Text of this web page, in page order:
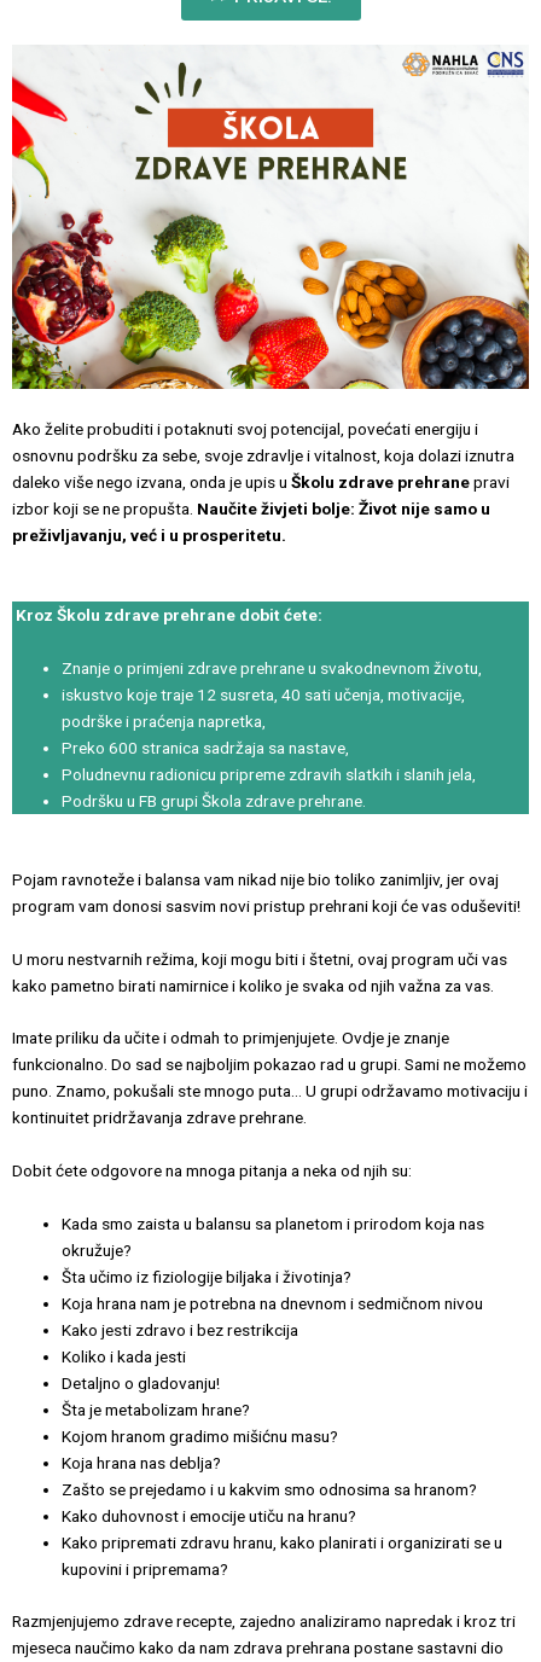
Ako želite probuditi i potaknuti svoj potencijal, povećati energiju i
osnovnu podršku za sebe, svoje zdravlje i vitalnost, koja dolazi iznutra
daleko više nego izvana, onda je upis u Školu zdrave prehranepravi
izbor koji se ne propušta. Naučite živjeti bolje: Život nije samo u
preživljavanju, već i u prosperitetu.
Kroz Školu zdrave prehrane dobit ćete:
Znanje o primjeni zdrave prehrane u svakodnevnom životu,
iskustvo koje traje 12 susreta, 40 sati učenja, motivacije,
podrške i praćenja napretka,
Preko 600 stranica sadržaja sa nastave,
Poludnevnu radionicu pripreme zdravih slatkih i slanih jela,
Podršku u FB grupi Škola zdrave prehrane.
Pojam ravnoteže i balansa vam nikad nije bio toliko zanimljiv, jer ovaj
program vam donosi sasvim novi pristup prehrani koji će vas oduševiti!
U moru nestvarnih režima, koji mogu biti i štetni, ovaj program uči vas
kako pametno birati namirnice i koliko je svaka od njih važna za vas.
Imate priliku da učite i odmah to primjenjujete. Ovdje je znanje
funkcionalno. Do sad se najboljim pokazao rad u grupi. Sami ne možemo
puno. Znamo, pokušali ste mnogo puta… U grupi održavamo motivaciju i
kontinuitet pridržavanja zdrave prehrane.
Dobit ćete odgovore na mnoga pitanja a neka od njih su:
Kada smo zaista u balansu sa planetom i prirodom koja nas
okružuje?
Šta učimo iz fiziologije biljaka i životinja?
Koja hrana nam je potrebna na dnevnom i sedmičnom nivou
Kako jesti zdravo i bez restrikcija
Koliko i kada jesti
Detaljno o gladovanju!
Šta je metabolizam hrane?
Kojom hranom gradimo mišićnu masu?
Koja hrana nas deblja?
Zašto se prejedamo i u kakvim smo odnosima sa hranom?
Kako duhovnost i emocije utiču na hranu?
Kako pripremati zdravu hranu, kako planirati i organizirati se u
kupovini i pripremama?
Razmjenjujemo zdrave recepte, zajedno analiziramo napredak i kroz tri
mjeseca naučimo kako da nam zdrava prehrana postane sastavni dio